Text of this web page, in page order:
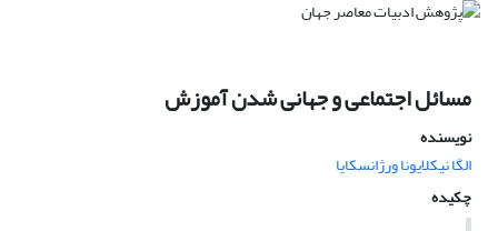
مسائل اجتماعی و جهانی شدن آموزش
نویسنده
الگا نیکلایونا ورژانسکایا
چکیده